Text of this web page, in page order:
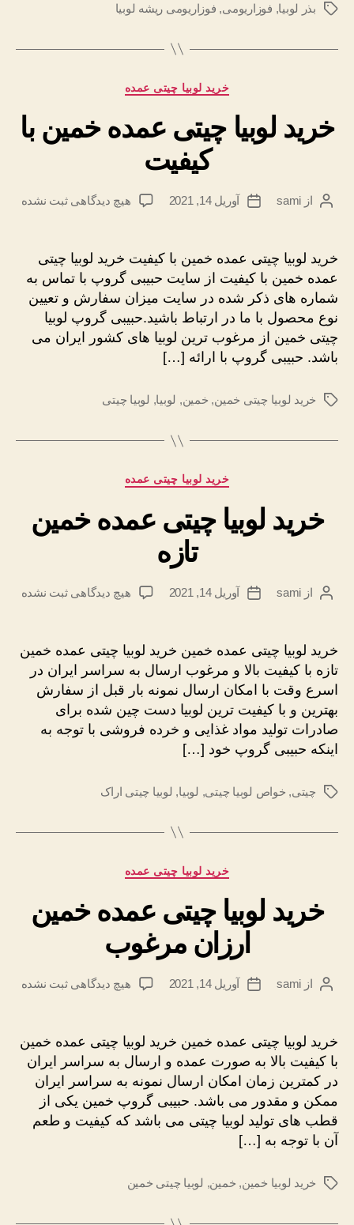
برچسب‌ها
بذر لوبیا, فوزاریومی, فوزاریومی ریشه لوبیا
دسته‌ها
خرید لوبیا چیتی عمده
خرید لوبیا چیتی عمده خمین با
کیفیت
نویسندهٔ
از sami
تاریخآوریل 14, 2021 هیچ دیدگاهیبرای
عمده
خمین
با
کیفیت
ثبت نشده
خرید لوبیا چیتی عمده خمین با کیفیت خرید لوبیا چیتی
عمده خمین با کیفیت از سایت حبیبی گروپ با تماس به
شماره های ذکر شده در سایت میزان سفارش و تعیین
نوع محصول با ما در ارتباط باشید.حبیبی گروپ لوبیا
چیتی خمین از مرغوب ترین لوبیا های کشور ایران می
باشد. حبیبی گروپ با ارائه […]
برچسب‌هاخرید لوبیا چیتی خمین, خمین, لوبیا, لوبیا چیتی
دسته‌ها
خرید لوبیا چیتی عمده
خرید لوبیا چیتی عمده خمین
تازه
نویسندهٔ
از sami
تاریخآوریل 14, 2021 هیچ دیدگاهیبرای
عمده
خمین
تازه
ثبت نشده
خرید لوبیا چیتی عمده خمین خرید لوبیا چیتی عمده خمین
تازه با کیفیت بالا و مرغوب ارسال به سراسر ایران در
اسرع وقت با امکان ارسال نمونه بار قبل از سفارش
بهترین و با کیفیت ترین لوبیا دست چین شده برای
صادرات تولید مواد غذایی و خرده فروشی با توجه به
اینکه حبیبی گروپ خود […]
برچسب‌ها
چیتی, خواص لوبیا چیتی, لوبیا, لوبیا چیتی اراک
دسته‌ها
خرید لوبیا چیتی عمده
خرید لوبیا چیتی عمده خمین
ارزان مرغوب
نویسندهٔ
از sami
تاریخآوریل 14, 2021 هیچ دیدگاهیبرای
عمده
خمین
ارزان
مرغوب
ثبت نشده
خرید لوبیا چیتی عمده خمین خرید لوبیا چیتی عمده خمین
با کیفیت بالا به صورت عمده و ارسال به سراسر ایران
در کمترین زمان امکان ارسال نمونه به سراسر ایران
ممکن و مقدور می باشد. حبیبی گروپ خمین یکی از
قطب های تولید لوبیا چیتی می باشد که کیفیت و طعم
آن با توجه به […]
برچسب‌هاخرید لوبیا خمین, خمین, لوبیا چیتی خمین